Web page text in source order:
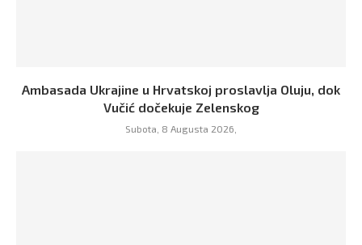
Ambasada Ukrajine u Hrvatskoj proslavlja Oluju, dok
Vučić dočekuje Zelenskog
Subota, 8 Augusta 2026,